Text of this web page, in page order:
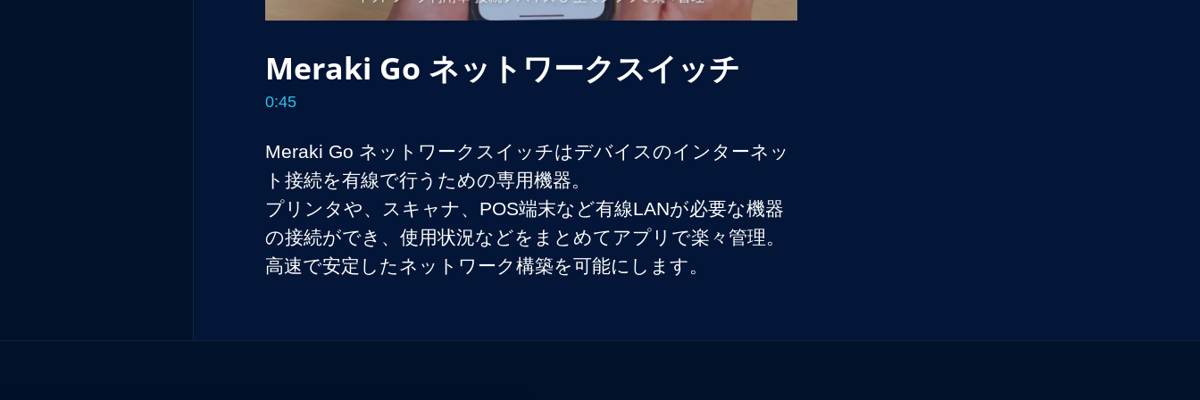
Meraki Go ネットワークスイッチ
0:45
Meraki Go ネットワークスイッチはデバイスのインターネッ
ト接続を有線で行うための専用機器。
プリンタや、スキャナ、POS端末など有線LANが必要な機器
の接続ができ、使用状況などをまとめてアプリで楽々管理。
高速で安定したネットワーク構築を可能にします。